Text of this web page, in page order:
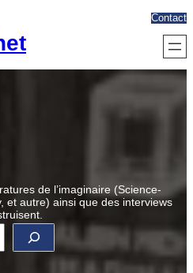
Contact
de l’imaginaire (Science-
et autre) ainsi que des interviews